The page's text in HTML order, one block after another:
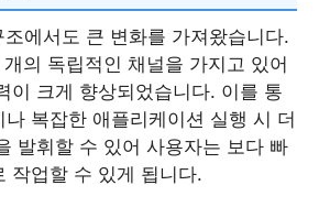
조에서도 큰 변화를 가져왔습니다.
의 독립적인 채널을 가지고 있어
이 크게 향상되었습니다. 이를 통
복잡한 애플리케이션 실행 시 더
발휘할 수 있어 사용자는 보다 빠
작업할 수 있게 됩니다.